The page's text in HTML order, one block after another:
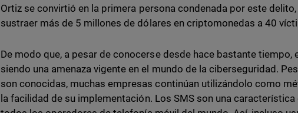
Ortiz se convirtió en la primera persona condenada por este
sustraer más de 5 millones de dólares en criptomonedas a 40
De modo que, a pesar de conocerse desde hace bastante tiempo,
siendo una amenaza vigente en el mundo de la ciberseguridad.
son conocidas, muchas empresas continúan utilizándolo como
la facilidad de su implementación. Los SMS son una